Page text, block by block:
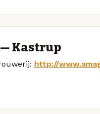
Kastrup
http://